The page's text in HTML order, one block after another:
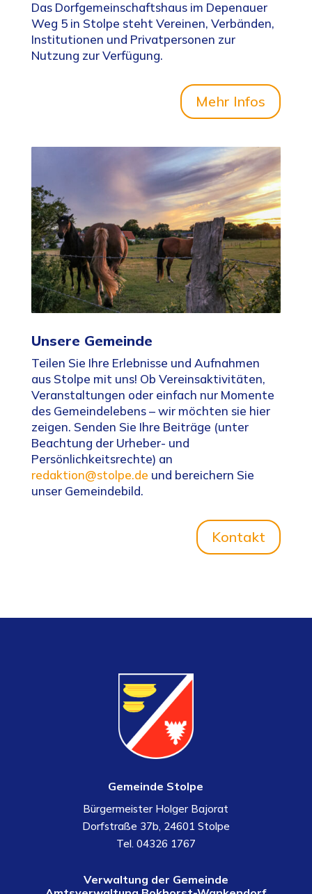
Das Dorfgemeinschaftshaus im Depenauer
Weg 5 in Stolpe steht Vereinen, Verbänden,
Institutionen und Privatpersonen zur
Nutzung zur Verfügung.
Mehr Infos
Unsere Gemeinde
Teilen Sie Ihre Erlebnisse und Aufnahmen
aus Stolpe mit uns! Ob Vereinsaktivitäten,
Veranstaltungen oder einfach nur Momente
des Gemeindelebens – wir möchten sie hier
zeigen. Senden Sie Ihre Beiträge (unter
Beachtung der Urheber- und
Persönlichkeitsrechte) an
redaktion@stolpe.de und bereichern Sie
unser Gemeindebild.
Kontakt
Gemeinde Stolpe
Bürgermeister Holger Bajorat
Dorfstraße 37b, 24601 Stolpe
Tel. 04326 1767
Verwaltung der Gemeinde